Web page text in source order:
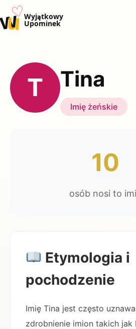
u♡Wyjątkowy
Upominek
Kalendarz Imienin
Kobieta
Okazje
Katalog
T Tina
Imię żeńskie
10
osób nosi to
Etymologia i
pochodzenie
Imię Tina jest często
zdrobnienie imion takich jak